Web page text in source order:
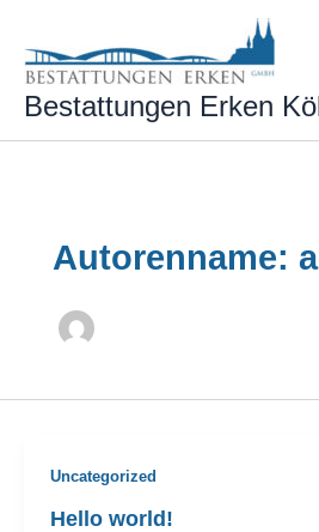
springen
Bestattungen Erken
Autorenname:
Uncategorized
Hello world!